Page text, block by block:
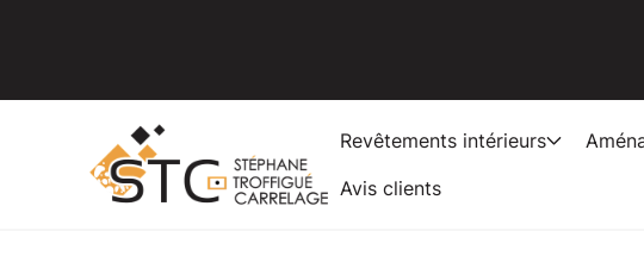
Revêtements intérieurs
Avis clients